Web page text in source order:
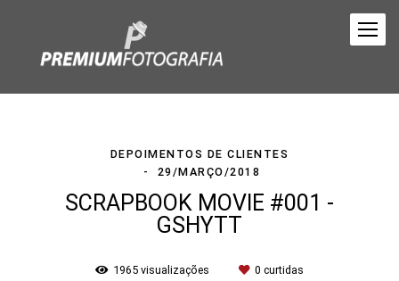
DEPOIMENTOS DE CLIENTES
29/MARÇO/2018
SCRAPBOOK MOVIE #001 -
GSHYTT
1965 visualizações 0 curtidas